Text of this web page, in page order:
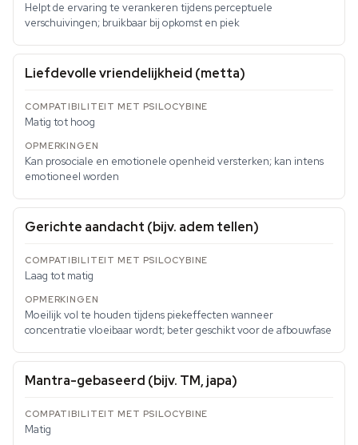
Helpt de ervaring te verankeren tijdens perceptuele
verschuivingen; bruikbaar bij opkomst en piek
Liefdevolle vriendelijkheid (metta)
Matig tot hoog
Kan prosociale en emotionele openheid versterken; kan intens
emotioneel worden
Gerichte aandacht (bijv. adem tellen)
Laag tot matig
Moeilijk vol te houden tijdens piekeffecten wanneer
concentratie vloeibaar wordt; beter geschikt voor de afbouwfase
Mantra-gebaseerd (bijv. TM, japa)
Matig